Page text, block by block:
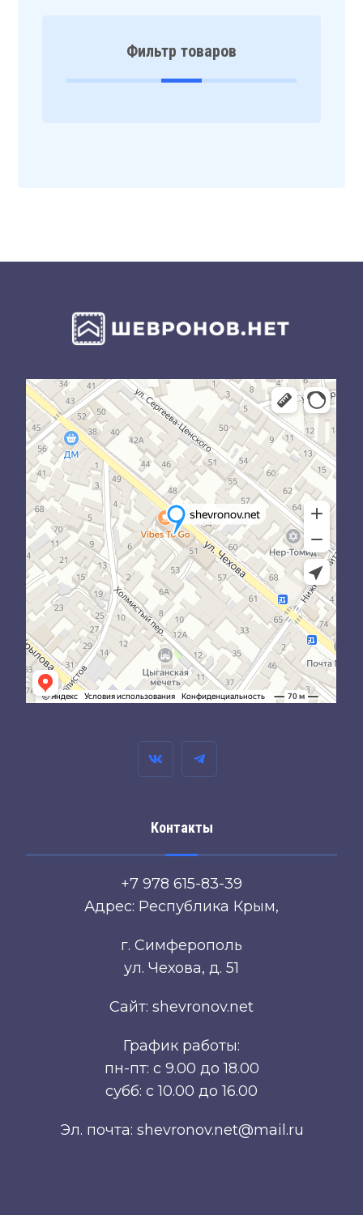
Фильтр товаров
Контакты
+7 978 615-83-39
Адрес: Республика Крым,
г. Симферополь
ул. Чехова, д. 51
Сайт: shevronov.net
График работы:
пн-пт: с 9.00 до 18.00
субб: с 10.00 до 16.00
Эл. почта: shevronov.net@mail.ru